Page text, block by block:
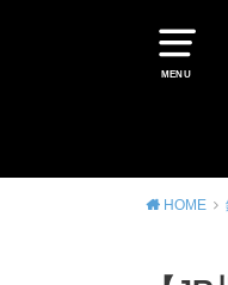
MENU
HOME